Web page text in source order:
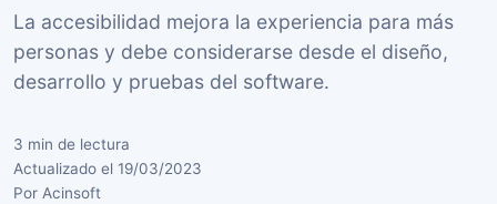
La accesibilidad mejora la experiencia para más
personas y debe considerarse desde el diseño,
desarrollo y pruebas del software.
3 min de lectura
Actualizado el 19/03/2023
Por Acinsoft